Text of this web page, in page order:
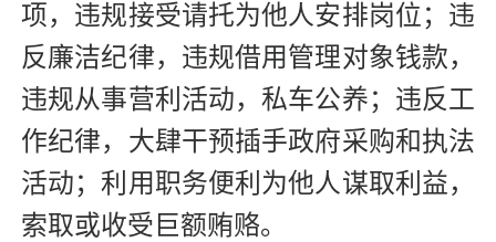
项，违规接受请托为他人安排岗位；违
反廉洁纪律，违规借用管理对象钱款，
违规从事营利活动，私车公养；违反工
作纪律，大肆干预插手政府采购和执法
活动；利用职务便利为他人谋取利益，
索取或收受巨额贿赂。